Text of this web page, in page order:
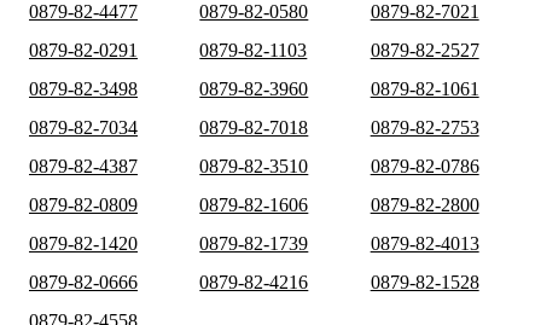
0879-82-4477
0879-82-0580
0879-82-7021
0879-82-0291
0879-82-1103
0879-82-2527
0879-82-3498
0879-82-3960
0879-82-1061
0879-82-7034
0879-82-7018
0879-82-2753
0879-82-4387
0879-82-3510
0879-82-0786
0879-82-0809
0879-82-1606
0879-82-2800
0879-82-1420
0879-82-1739
0879-82-4013
0879-82-0666
0879-82-4216
0879-82-1528